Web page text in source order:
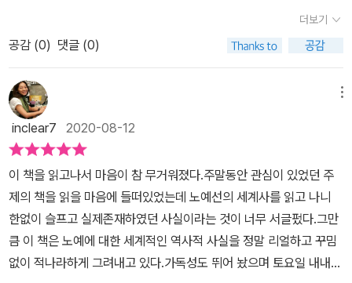
실이 갑갑함을 전해준다. 금이나 다이아몬드, 카카오 콩을 재배하기
위해 필요한 노동력의 필요함은 여전하기에 열악한 아프리카에서는
오늘도 어린 손들이 힘겨운 농장에 투입되고 있다는 사실이 시대는
변해도 여전함을 보인다는 현실은 갈길이 아직도 멀다는 느낌이다.
자료수집에 근거한 노예선의 발자취를 따라 지금의 터전을 이루게
된 사람들, 한 제도의 불합리를 통해 근절한 결과물이 또 다른 식민지
시대를 열었다는 점은 유럽 열강들의 경쟁 이익을 앞세운 자만과 이
기주의를 여실히 보여준 것이란 생각을 하게 한다. 1000만 명에 이
르는 희생자를 냈다는 노예무역- 역사 속 노예를 통한 세계의 인구 이
동과 무역을 통한 세계 쟁탈, 그 가운데 인간의 삶을 중시한 것을 뒤로
한 채 탐욕과 실리 이익을 앞세운 열강들의 모습을 노예선 역사를 통
해 주목해 쓴 글이라 다른 관점에서 읽게 되는 신선함을 전해 준 책이
노예선의 세계사, 모든 내내 먹먹한 감정이 들만큼, 무거운 주제를 소
개하고 있지만, 우리가 알아야 하는 역사적 의미를 함께 전하고 있어
서 많은 분들이 꼭 읽었으면 하는 책이다. 접해 보길 바란다.
은 인력이 필요했던 신대륙의 경제 발전에서 가장 큰 역할을 했던 사
람들이 바로 흑인 노예였기 때문이다. 또 어렸을 때부터 읽었던 위인
방'을 시킨 주역이기 때문이기도 하다.드라마에서도 노예는 어김 없
이 흑인이다. 실제 흑인들이 노예로 많이 투입되었기 때문이기도 하
다. 그들의 노예사(史)를 보면 정말 인간으로서의 대우는커녕 때로는
가축보다 못한 대우를 받는 것을 볼 때마다 일어나는 백인에 대한 분
노가 컸다. 그들 백인들이 이제 와서 '휴머니티'니 '인간존엄'이니 떠드
는 것은 그들의 이익을 극대화하기 위해 만들어낸 '학설'이고 필요에
따른 거짓된 논리라는 생각이 들어 가슴이 답답하다. 흑인들의 처절
한 삶, 그들의 생명이 짐승 이하의 대접을 받으며 '일하는 기계'로서
전락한 것은 열등해서가 아니라 백인들의 끝없는 욕망의 결과이다.
노동을 하게 될 카리브 해 남부 및 미국으로 가는 항로입니다. 1807
년 영국과 미국이 합동으로 통과시킨 법안에 의하여 두 나라에서 아
프리카 노예무역이 불법화되었고, 1815년 빈 회의 결과로 스페인, 포
르투갈, 프랑스, 네덜란드도 노예무역을 중단하기까지 약 2000만 명
에 이르는 아프리카 노예들이 배를 통해 수송되었다고 합니다. 이 책
은 먼저 트리니다드 출신의 역사가이자 정치가였던 에릭 윌리엄스의
대표 저서 ‘자본주의와 노예제도’를 통해 근대 자본주의 발전에 불가
결한 존재였던 노예제와 그것을 떠받친 노예무역에 대해 고찰한다.
노예제의 세계사적 의미와 노예무역의 역사적 기원을 상세하게 파고
들며 그 잔혹한 실태를 보여 줍니다. 노예선하면 영국이 모국인 것처
럼 여겨지지만, 사실 흑인 노예무역은 영국이 아니라 아프리카와 가
깝던 포르투갈이 1400년대 중반부터 제일 먼저 시작했다고 합니
더보기
공감 (0) 댓글 (0)
inclear7 2020-08-12
이 책을 읽고나서 마음이 참 무거워졌다.주말동안 관심이 있었던 주
제의 책을 읽을 마음에 들떠있었는데 노예선의 세계사를 읽고 나니
한없이 슬프고 실제존재하였던 사실이라는 것이 너무 서글펐다.그만
큼 이 책은 노예에 대한 세계적인 역사적 사실을 정말 리얼하고 꾸밈
없이 적나라하게 그려내고 있다.가독성도 뛰어 놨으며 토요일 내내